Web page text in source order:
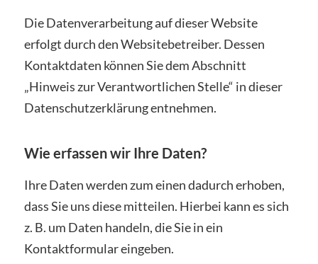
Die Datenverarbeitung auf dieser Website
erfolgt durch den Websitebetreiber. Dessen
Kontaktdaten können Sie dem Abschnitt
„Hinweis zur Verantwortlichen Stelle“ in dieser
Datenschutzerklärung entnehmen.
Wie erfassen wir Ihre Daten?
Ihre Daten werden zum einen dadurch erhoben,
dass Sie uns diese mitteilen. Hierbei kann es sich
z. B. um Daten handeln, die Sie in ein
Kontaktformular eingeben.